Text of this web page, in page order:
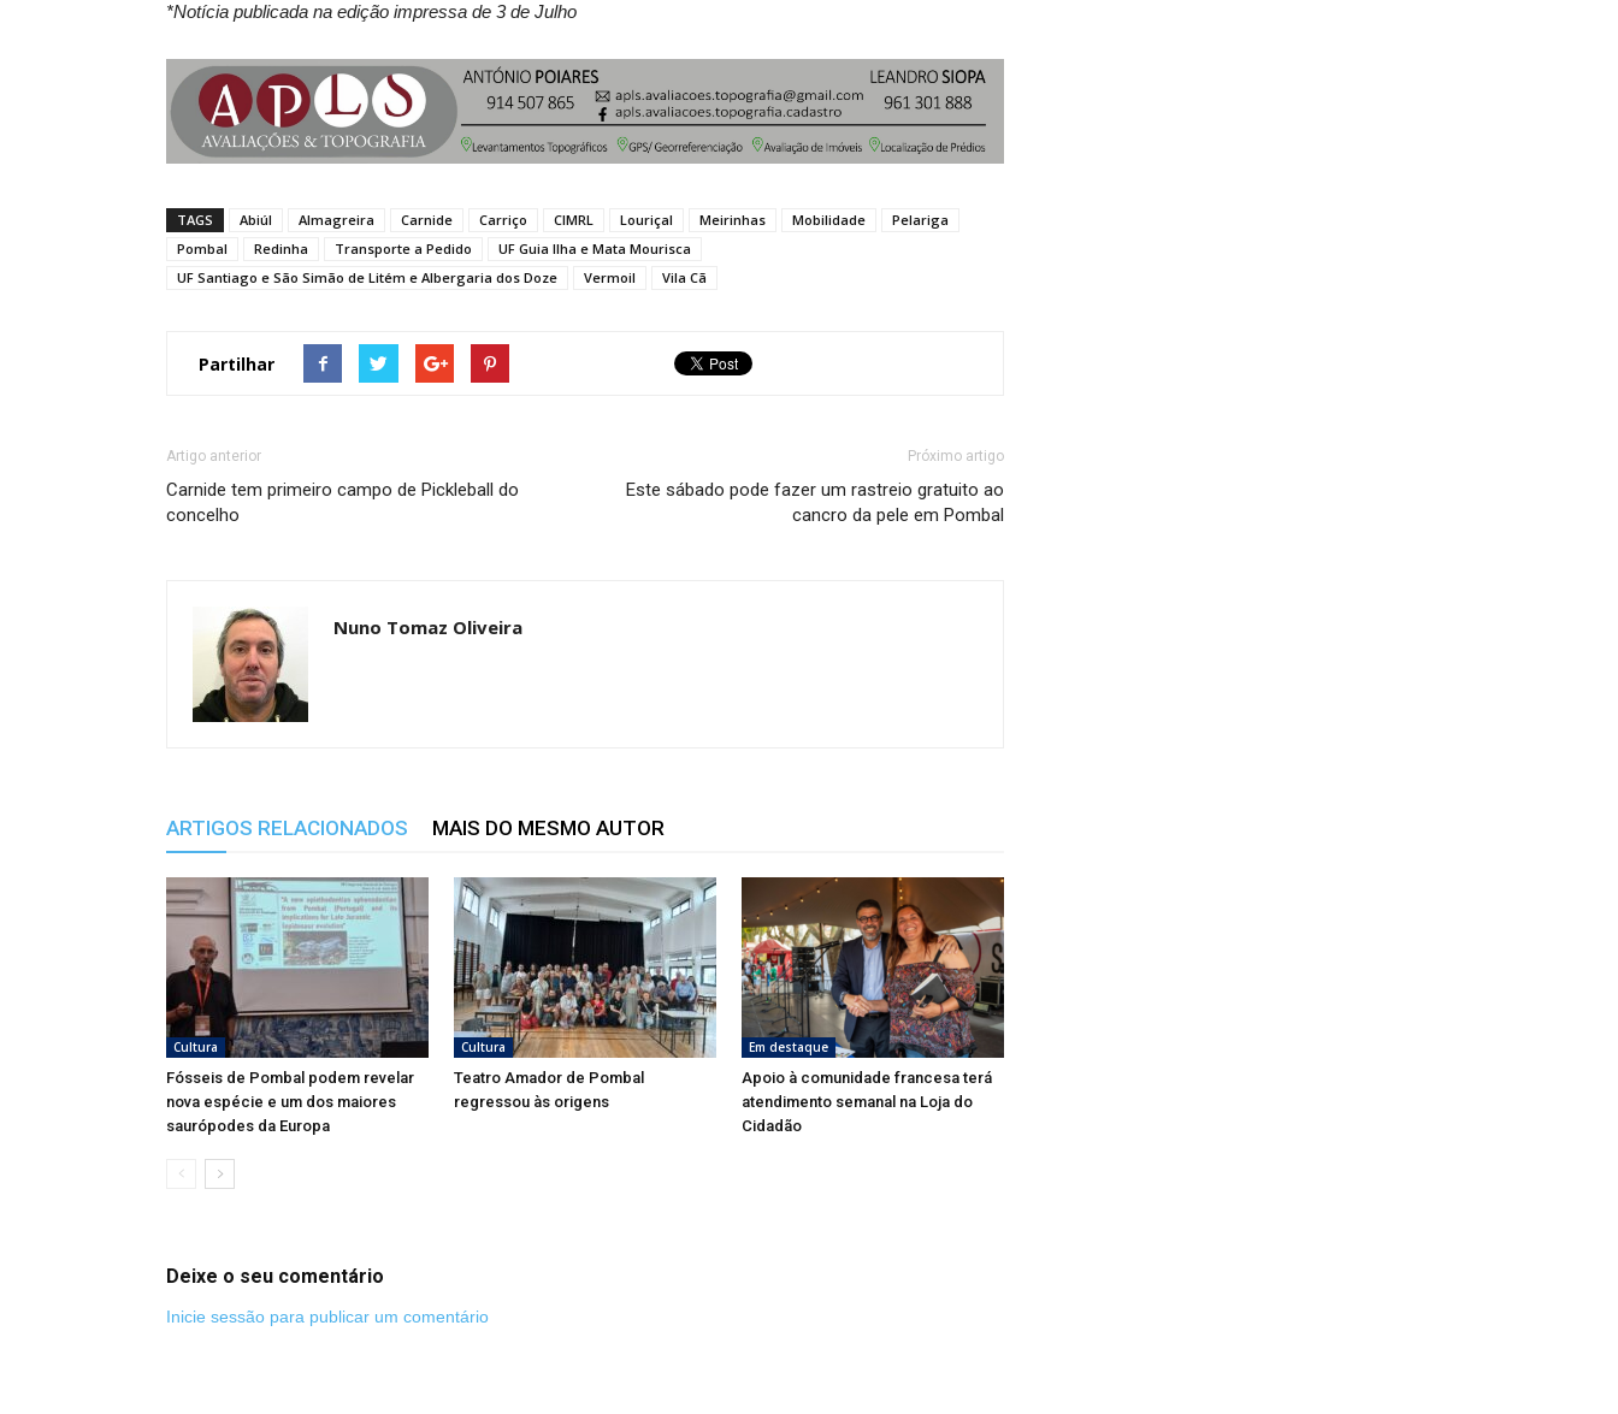
*Notícia publicada na edição impressa de 3 de Julho
TAGS Abiúl Almagreira Carnide Carriço CIMRL Louriçal Meirinhas Mobilidade
Pelariga
Pombal
Redinha Transporte a Pedido
UF Guia Ilha e Mata Mourisca
UF Santiago e São Simão de Litém e Albergaria dos Doze
Vermoil Vila Cã
Partilhar
Artigo anterior
Carnide tem primeiro campo de Pickleball do
concelho
Próximo artigo
Este sábado pode fazer um rastreio gratuito ao
cancro da pele em Pombal
Nuno Tomaz Oliveira
ARTIGOS RELACIONADOS MAIS DO MESMO AUTOR
Cultura
Fósseis de Pombal podem revelar
nova espécie e um dos maiores
saurópodes da Europa
Cultura
Teatro Amador de Pombal
regressou às origens
Em destaque
Apoio à comunidade francesa terá
atendimento semanal na Loja do
Cidadão
Deixe o seu comentário
Inicie sessão para publicar um comentário